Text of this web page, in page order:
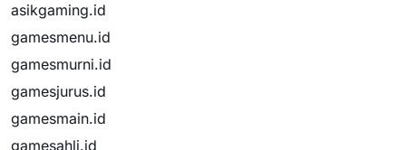
asikgaming.id
gamesmenu.id
gamesmurni.id
gamesjurus.id
gamesmain.id
gamesahli.id